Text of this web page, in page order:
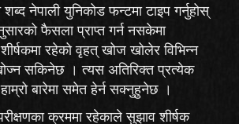
नेपाली युनिकोड फन्टमा टाइप गर्नुहोस्
फैसला प्राप्त गर्न नसकेमा
रहेकोवृहत् खोज खोलेर विभिन्न
सकिनेछ । त्यस अतिरिक्त प्रत्येक
बारेमा समेत हेर्न सक्नुहुनेछ ।
क्रममा रहेकालेसुझाव शीर्षक